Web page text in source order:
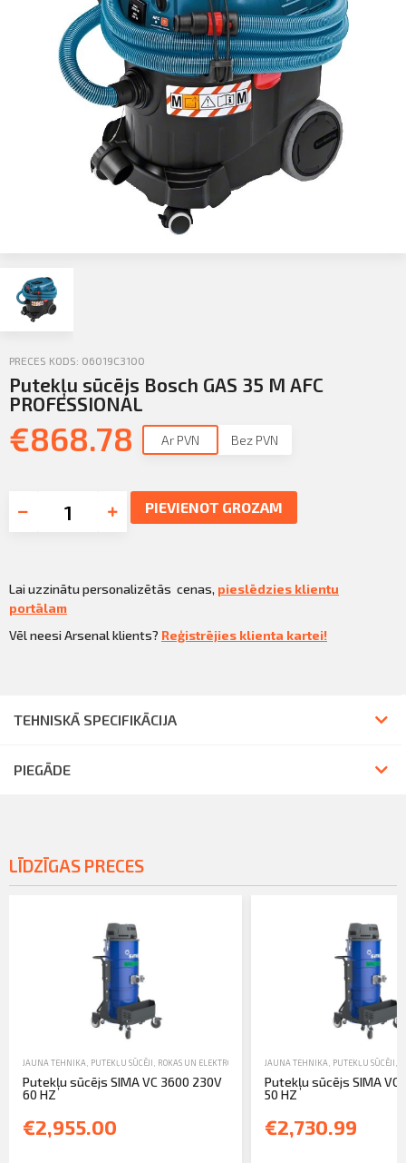
Sazināties
PIETEIKTIES
PRECES KODS: 06019C3100
Putekļu sūcējs Bosch GAS 35 M AFC
PROFESSIONAL
€868.78 Ar PVN Bez PVN
PIEVIENOT GROZAM
Lai uzzinātu personalizētās cenas, pieslēdzies klientu
portālam
Vēl neesi Arsenal klients? Reģistrējies klienta kartei!
TEHNISKĀ SPECIFIKĀCIJA
PIEGĀDE
LĪDZĪGAS PRECES
JAUNA TEHNIKA PUTEKĻU SŪCĒJI ROKAS UN ELEKTROINSTRUMENTI
Putekļu sūcējs SIMA VC 3600 230V
60 HZ
€2,955.00
JAUNA TEHNIKA PUTEKĻU SŪCĒJI
Putekļu sūcējs SIMA VC
50 HZ
€2,730.99